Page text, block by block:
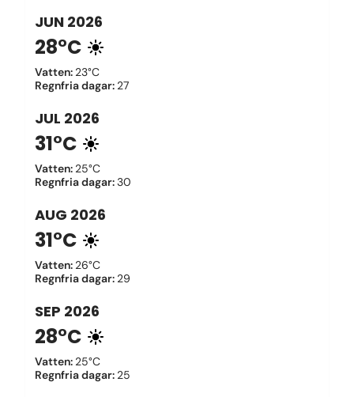
JUN 2026
28°C
Vatten: 23°C
Regnfria dagar: 27
JUL 2026
31°C
Vatten: 25°C
Regnfria dagar:30
AUG 2026
31°C
Vatten: 26°C
Regnfria dagar: 29
SEP 2026
28°C
Vatten: 25°C
Regnfria dagar: 25